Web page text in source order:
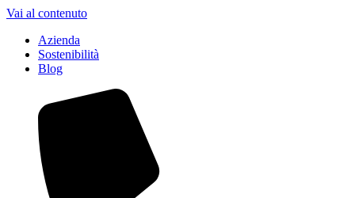
Vai al contenuto
Azienda
Sostenibilità
Blog